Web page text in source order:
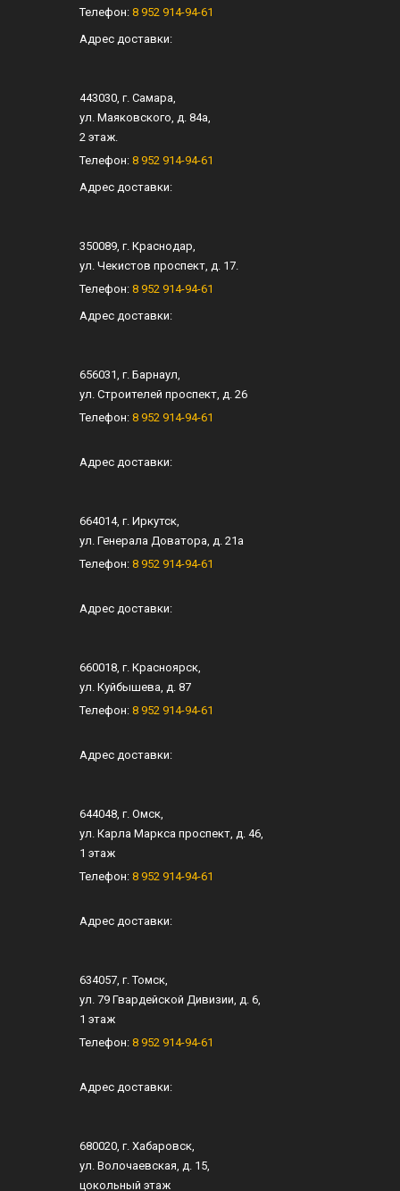
Телефон: 8 952 914-94-61
Адрес доставки:
443030, г. Самара,
ул. Маяковского, д. 84а,
2 этаж.
Телефон: 8 952 914-94-61
Адрес доставки:
350089, г. Краснодар,
ул. Чекистов проспект, д. 17.
Телефон: 8 952 914-94-61
Адрес доставки:
656031, г. Барнаул,
ул. Строителей проспект, д. 26
Телефон: 8 952 914-94-61
Адрес доставки:
664014, г. Иркутск,
ул. Генерала Доватора, д. 21а
Телефон: 8 952 914-94-61
Адрес доставки:
660018, г. Красноярск,
ул. Куйбышева, д. 87
Телефон: 8 952 914-94-61
Адрес доставки:
644048, г. Омск,
ул. Карла Маркса проспект, д. 46,
1 этаж
Телефон: 8 952 914-94-61
Адрес доставки:
634057, г.Томск,
ул. 79 Гвардейской Дивизии, д. 6​,
1 этаж
Телефон: 8 952 914-94-61
Адрес доставки:
680020, г. Хабаровск,
ул. ​Волочаевская, д. 15,​
цокольный этаж